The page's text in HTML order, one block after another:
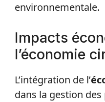
environnementale.
Impacts
l’économie
L’intégration de l’
dans la gestion